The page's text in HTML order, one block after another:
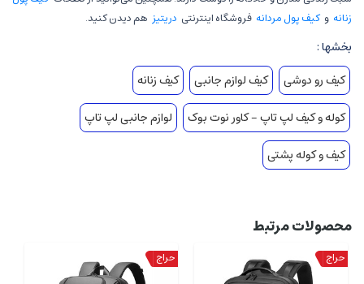
زنانه و کیف پول مردانه فروشگاه اینترنتی دریتیز هم دیدن کنید.
بخشها :
کیف رو دوشی
کیف لوازم جانبی
کیف زنانه
کوله و کیف لپ تاپ - کاور نوت بوک
لوازم جانبی لپ تاپ
کیف و کوله پشتی
محصولات مرتبط